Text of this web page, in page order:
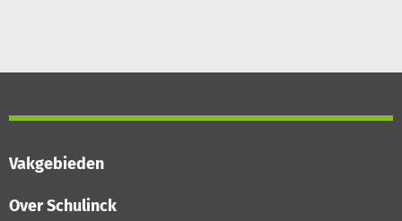
Vakgebieden
Over Schulinck